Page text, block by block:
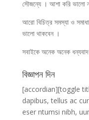
সৌজন্যে । আশা করি ভালো
আরো বিচিত্র সমস্যা ও
ভালো থাকবেন ।
সবাইকে অনেক অনেক
বিজ্ঞাপন দিন
[accordian][toggle
dapibus, tellus ac
eser ntumsi nibh,